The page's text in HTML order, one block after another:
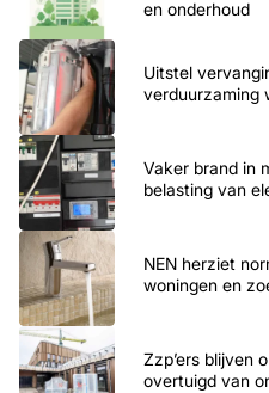
en onderhoud
Uitstel
verduurzaming
Vaker brand in
belasting van
NEN herziet
woningen en
Zzp’ers blijven
overtuigd van